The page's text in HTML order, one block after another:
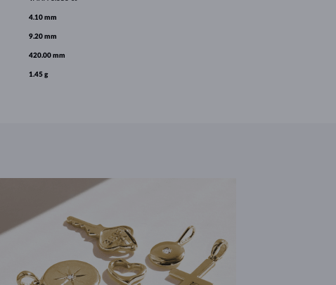
4.10 mm
9.20 mm
420.00 mm
1.45 g